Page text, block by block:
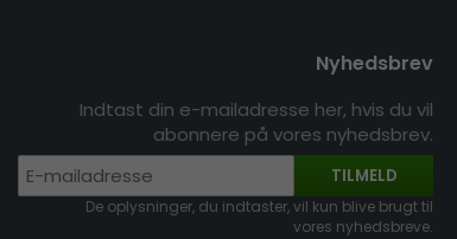
Nyhedsbrev
Indtast din e-mailadresse her, hvis du vil
abonnere på vores nyhedsbrev.
TILMELD
De oplysninger, du indtaster, vil kun blive brugt til
vores nyhedsbreve.